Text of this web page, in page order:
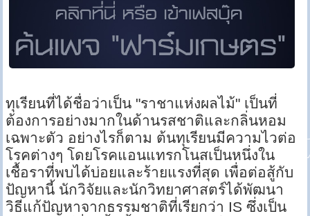
ทุเรียนที่ได้ชื่อว่าเป็น "ราชาแห่งผลไม้" เป็นที่
ต้องการอย่างมากในด้านรสชาติและกลิ่นหอม
เฉพาะตัว อย่างไรก็ตาม ต้นทุเรียนมีความไวต่อ
โรคต่างๆ โดยโรคแอนแทรกโนสเป็นหนึ่งใน
เชื้อราที่พบได้บ่อยและร้ายแรงที่สุด เพื่อต่อสู้กับ
ปัญหานี้ นักวิจัยและนักวิทยาศาสตร์ได้พัฒนา
วิธีแก้ปัญหาจากธรรมชาติที่เรียกว่า IS ซึ่งเป็น